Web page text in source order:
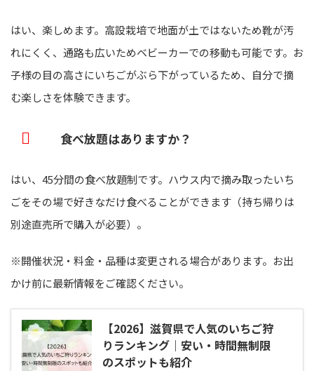
はい、楽しめます。高設栽培で地面が土ではないため靴が汚
れにくく、通路も広いためベビーカーでの移動も可能です。お
子様の目の高さにいちごがぶら下がっているため、自分で摘
む楽しさを体験できます。
食べ放題はありますか？
はい、45分間の食べ放題制です。ハウス内で摘み取ったいち
ごをその場で好きなだけ食べることができます（持ち帰りは
別途直売所で購入が必要）。
※開催状況・料金・品種は変更される場合があります。お出
かけ前に最新情報をご確認ください。
【2026】滋賀県で人気のいちご狩
りランキング｜安い・時間無制限
のスポットも紹介